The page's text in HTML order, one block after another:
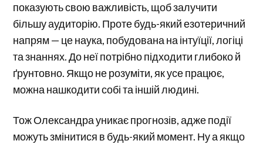
показують свою важливість, щоб залучити
більшу аудиторію. Проте будь-який езотеричний
напрям — це наука, побудована на інтуїції, логіці
та знаннях. До неї потрібно підходити глибоко й
ґрунтовно. Якщо не розуміти, як усе працює,
можна нашкодити собі та іншій людині.
Тож Олександра уникає прогнозів, адже події
можуть змінитися в будь-який момент. Ну а якщо